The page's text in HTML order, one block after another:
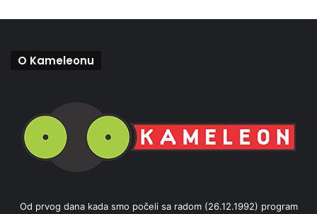
O Kameleonu
Od prvog dana kada smo počeli sa radom (26.12.1992) program